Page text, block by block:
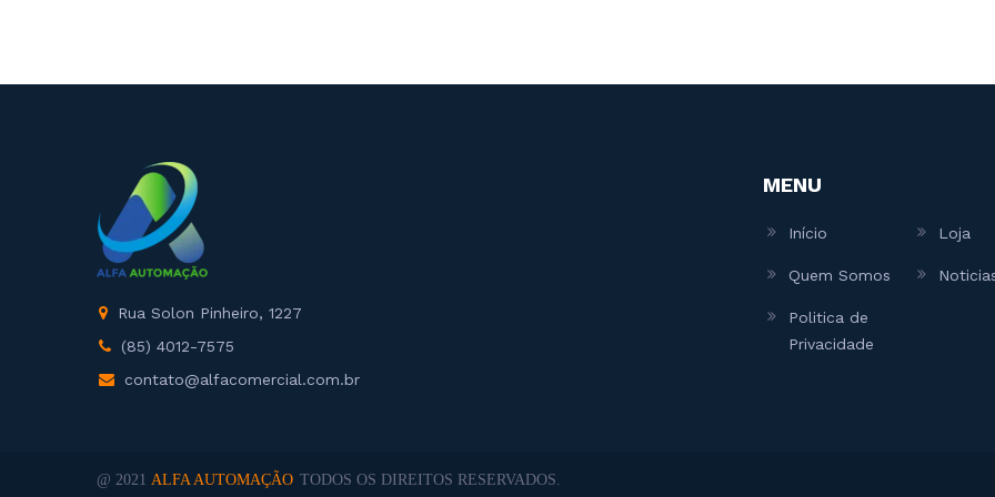
Rua Solon Pinheiro, 1227
(85) 4012-7575
contato@alfacomercial.com.br
MENU
Início Loja
Quem Somos
Politica de
Privacidade
@ 2021 ALFA AUTOMAÇÃO TODOS OS DIREITOS RESERVADOS.